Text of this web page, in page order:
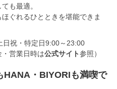
も最適。
ぐれるひとときを堪能できま
祝・特定日9:00～23:00
営業日時は公式サイト参照）
HANA・BIYORIも満喫で